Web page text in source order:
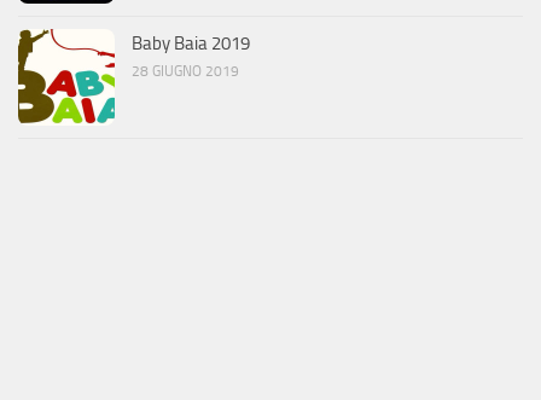
Baby Baia 2019
28 GIUGNO 2019